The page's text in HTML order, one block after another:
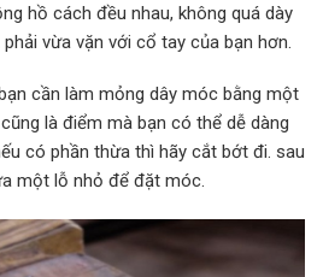
hồ cách đều nhau, không quá dày
vừa vặn với cổ tay của bạn hơn.
cần làm mỏng dây móc bằng một
là điểm mà bạn có thể dễ dàng
có phần thừa thì hãy cắt bớt đi. sau
một lỗ nhỏ để đặt móc.